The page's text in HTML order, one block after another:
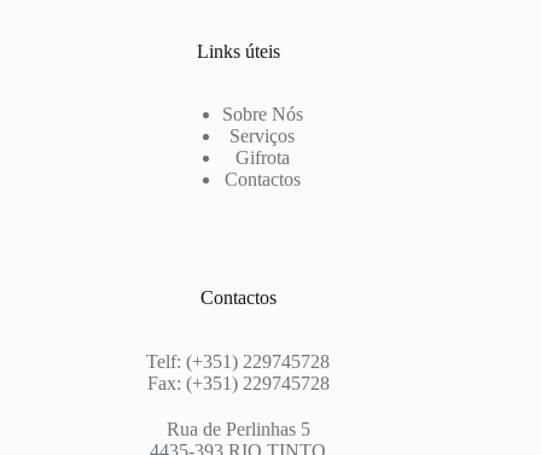
Links úteis
Sobre Nós
Serviços
Gifrota
Contactos
Contactos
Telf: (+351) 229745728
Fax: (+351) 229745728
Rua de Perlinhas 5